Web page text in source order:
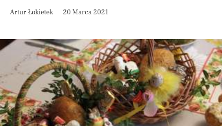
Artur Łokietek 20 Marca 2021